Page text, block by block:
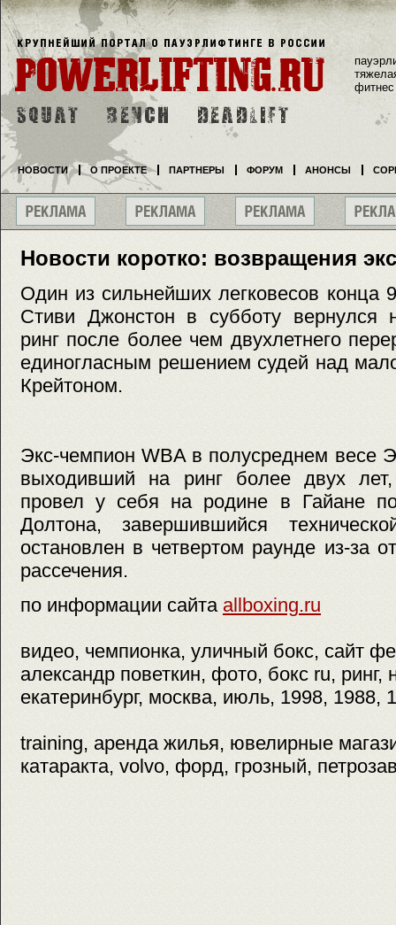
Новости коротко: возвращения
Один из сильнейших легковесов конца
Стиви Джонстон в субботу вернулся
ринг после более чем двухлетнего
единогласным решением судей над
Крейтоном.
Экс-чемпион WBA в полусреднем весе
выходивший на ринг более двух
провел у себя на родине в Гайане
Долтона, завершившийся
остановлен в четвертом раунде из-за
рассечения.
по информации сайта allboxing.ru
видео, чемпионка, уличный бокс, сайт
александр поветкин, фото, бокс ru, ринг,
екатеринбург, москва, июль, 1998, 1988,
training, аренда жилья, ювелирные
катаракта, volvo, форд, грозный,
фитнес
НОВОСТИ О ПРОЕКТЕ ПАРТНЕРЫ ФОРУМ АНОНСЫ